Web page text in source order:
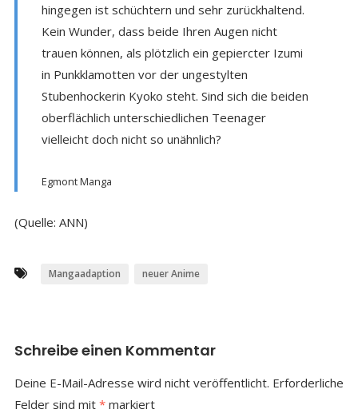
hingegen ist schüchtern und sehr zurückhaltend.
Kein Wunder, dass beide Ihren Augen nicht
trauen können, als plötzlich ein gepiercter Izumi
in Punkklamotten vor der ungestylten
Stubenhockerin Kyoko steht. Sind sich die beiden
oberflächlich unterschiedlichen Teenager
vielleicht doch nicht so unähnlich?
Egmont Manga
(Quelle: ANN)
Mangaadaption neuer Anime
Schreibe einen Kommentar
Deine E-Mail-Adresse wird nicht veröffentlicht. Erforderliche
Felder sind mit *markiert